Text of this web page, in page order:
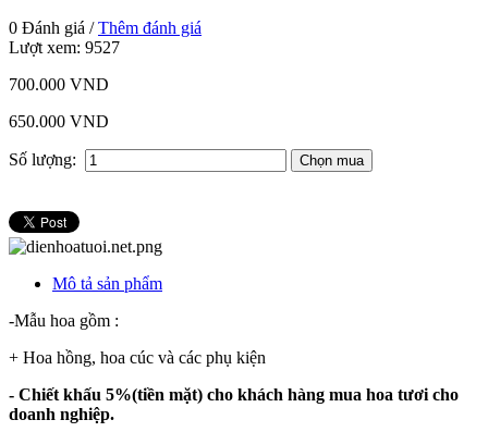
0 Đánh giá /Thêm đánh giá
Lượt xem: 9527
700.000 VND
650.000 VND
Số lượng:
Mô tả sản phẩm
-Mẫu hoa gồm :
+ Hoa hồng, hoa cúc và các phụ kiện
- Chiết khấu 5%(tiền mặt) cho khách hàng mua hoa tươi cho
doanh nghiệp.